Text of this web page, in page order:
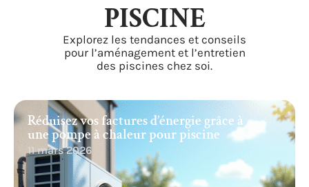
PISCINE
Explorez les tendances et conseils
pour l’aménagement et l’entretien
des piscines chez soi.
Réduisez vos factures d’énergie grâce à
une pompe à chaleur pour piscine
11 mars 2026